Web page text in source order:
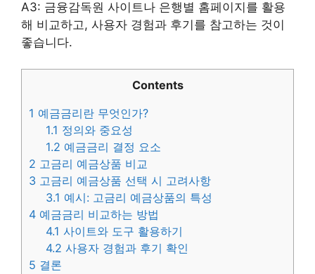
A3: 금융감독원 사이트나 은행별 홈페이지를 활용
해 비교하고, 사용자 경험과 후기를 참고하는 것이
좋습니다.
Contents
1 예금금리란 무엇인가?
1.1 정의와 중요성
1.2 예금금리 결정 요소
2 고금리 예금상품 비교
3 고금리 예금상품 선택 시 고려사항
3.1 예시: 고금리 예금상품의 특성
4 예금금리 비교하는 방법
4.1 사이트와 도구 활용하기
4.2 사용자 경험과 후기 확인
5 결론